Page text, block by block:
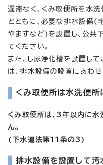
遅滞なく、くみ取便所を水
とともに、必要な排水設備(
やますなど)を設置し、公共
てください。
また、し尿浄化槽を設置し
は、排水設備の設置にあわ
くみ取便所は水洗便所
くみ取便所は、3年以内に
ん。
(下水道法第11条の3)
排水設備を設置して汚